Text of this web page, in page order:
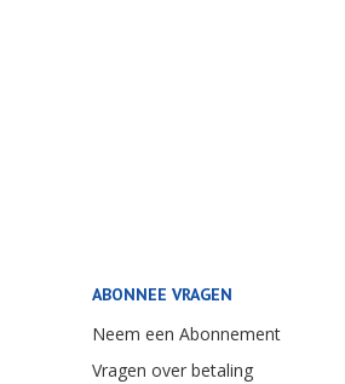
ABONNEE VRAGEN
Neem een Abonnement
Vragen over betaling